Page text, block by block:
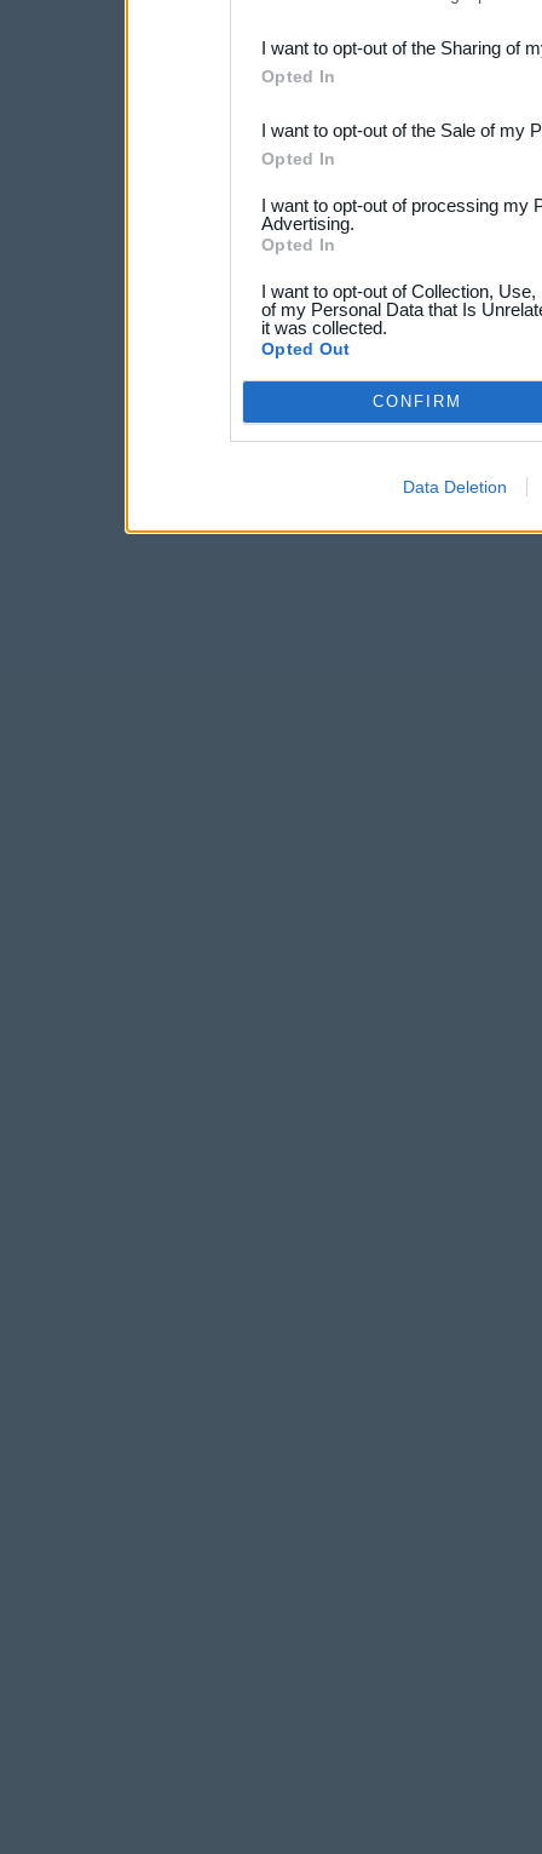
Downstream Participants
third parties.
I want to opt-out of the Sharing of
Opted In
I want to opt-out of the Sale of my
Opted In
I want to opt-out of processing my
Advertising.
Opted In
I want to opt-out of Collection,
of my Personal Data that Is
it was collected.
Opted Out
CONFIRM
Data Deletion